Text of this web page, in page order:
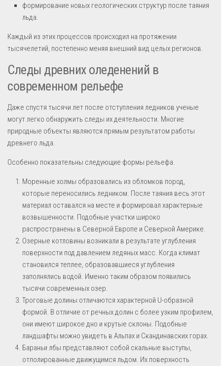
формирование новых геологических структур после таяния
льда.
Каждый из этих процессов происходил на протяжении
тысячелетий, постепенно меняя внешний вид целых регионов.
Следы древних оледенений в
современном рельефе
Даже спустя тысячи лет после отступления ледников ученые
могут легко обнаружить следы их деятельности. Многие
природные объекты являются прямым результатом работы
древнего льда.
Особенно показательны следующие формы рельефа.
Моренные холмы образовались из обломков пород,
которые переносились ледником. После таяния весь этот
материал оставался на месте и формировал характерные
возвышенности. Подобные участки широко
распространены в Северной Европе и Северной Америке.
Озерные котловины возникали в результате углубления
поверхности под давлением ледяных масс. Когда климат
становился теплее, образовавшиеся углубления
заполнялись водой. Именно таким образом появились
тысячи современных озер.
Троговые долины отличаются характерной U-образной
формой. В отличие от речных долин с более узким профилем,
они имеют широкое дно и крутые склоны. Подобные
ландшафты можно увидеть в Альпах и Скандинавских горах.
Бараньи лбы представляют собой скальные выступы,
отполированные движущимся льдом. Их поверхность